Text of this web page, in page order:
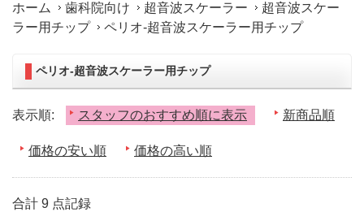
ホーム 歯科院向け 超音波スケーラー
超音波スケー
ラー用チップ
ペリオ-超音波スケーラー用チップ
ペリオ-超音波スケーラー用チップ
表示順: スタッフのおすすめ順に表示 新商品順
価格の安い順 価格の高い順
合計 9 点記録